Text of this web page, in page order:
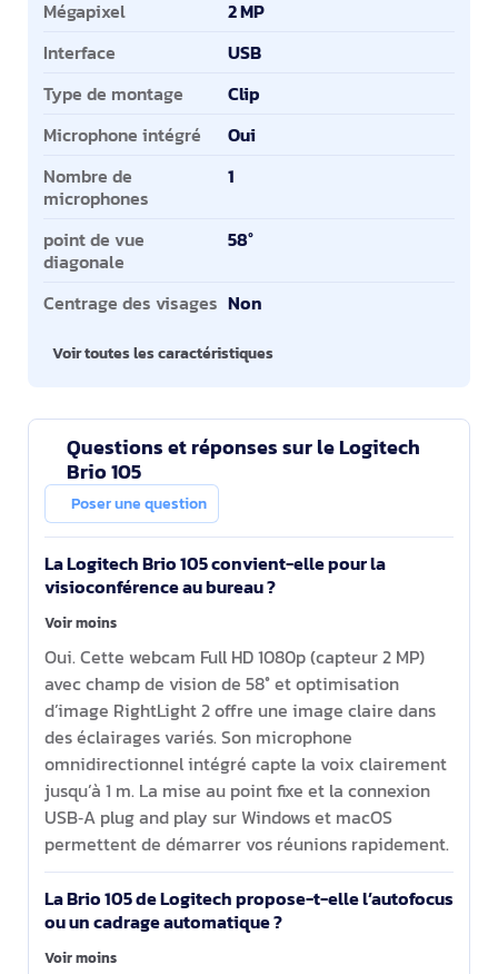
Mégapixel
2 MP
Interface
USB
Type de montage
Clip
Microphone intégré
Oui
Nombre de
microphones
1
point de vue
diagonale
58°
Centrage des visages Non
Voir toutes les caractéristiques
Questions et réponses sur le Logitech
Brio 105
Poser une question
La Logitech Brio 105 convient-elle pour la
visioconférence au bureau ?
Voir moins
Oui. Cette webcam Full HD 1080p (capteur 2 MP)
avec champ de vision de 58° et optimisation
d’image RightLight 2 offre une image claire dans
des éclairages variés. Son microphone
omnidirectionnel intégré capte la voix clairement
jusqu’à 1 m. La mise au point fixe et la connexion
USB‑A plug and play sur Windows et macOS
permettent de démarrer vos réunions rapidement.
La Brio 105 de Logitech propose-t-elle l’autofocus
ou un cadrage automatique ?
Voir moins